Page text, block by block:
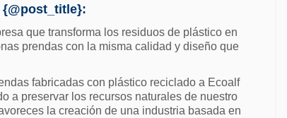
que transforma los residuos de plástico en
prendas con la misma calidad y diseño que
fabricadas con plástico reciclado a Ecoalf
a preservar los recursos naturales de nuestro
la creación de una industria basada en